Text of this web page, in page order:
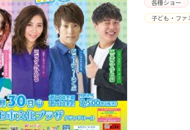
各種ショー
子ども・ファ